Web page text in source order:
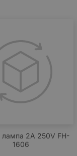
лампа 2A 250V FH-
1606